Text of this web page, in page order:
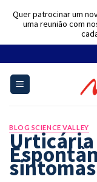
content
BLOG SCIENCE VALLEY
Urticária
sintomas
Quer patrocinar um
uma reunião com